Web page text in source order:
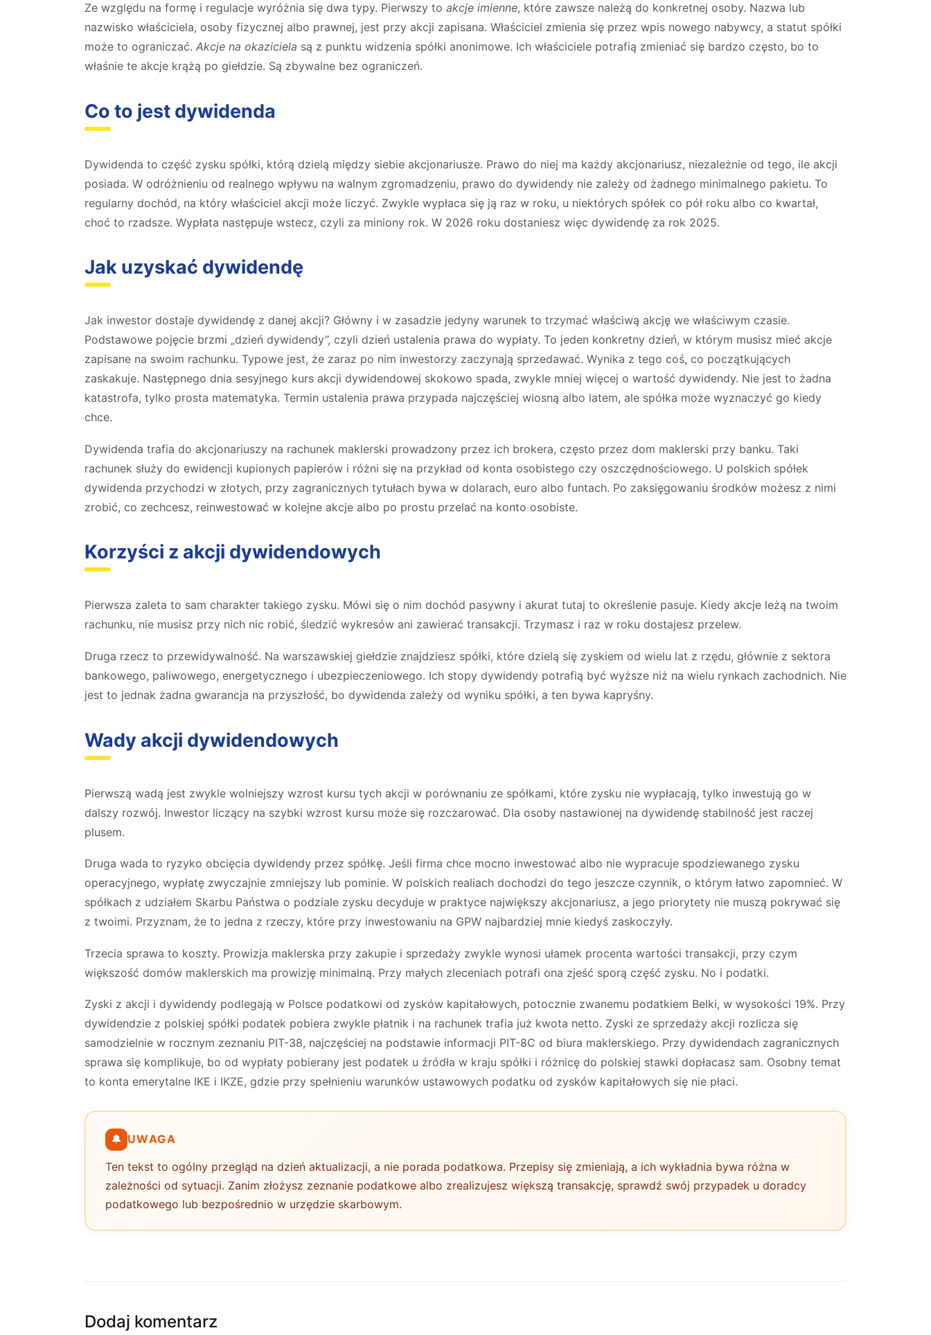
Ze względu na formę i regulacje wyróżnia się dwa typy. Pierwszy to akcje imienne, które zawsze należą do konkretnej osoby. Nazwa lub
nazwisko właściciela, osoby fizycznej albo prawnej, jest przy akcji zapisana. Właściciel zmienia się przez wpis nowego nabywcy, a statut spółki
może to ograniczać. Akcje na okaziciela są z punktu widzenia spółki anonimowe. Ich właściciele potrafią zmieniać się bardzo często, bo to
właśnie te akcje krążą po giełdzie. Są zbywalne bez ograniczeń.
Co to jest dywidenda
Dywidenda to część zysku spółki, którą dzielą między siebie akcjonariusze. Prawo do niej ma każdy akcjonariusz, niezależnie od tego, ile akcji
posiada. W odróżnieniu od realnego wpływu na walnym zgromadzeniu, prawo do dywidendy nie zależy od żadnego minimalnego pakietu. To
regularny dochód, na który właściciel akcji może liczyć. Zwykle wypłaca się ją raz w roku, u niektórych spółek co pół roku albo co kwartał,
choć to rzadsze. Wypłata następuje wstecz, czyli za miniony rok. W 2026 roku dostaniesz więc dywidendę za rok 2025.
Jak uzyskać dywidendę
Jak inwestor dostaje dywidendę z danej akcji? Główny i w zasadzie jedyny warunek to trzymać właściwą akcję we właściwym czasie.
Podstawowe pojęcie brzmi „dzień dywidendy”, czyli dzień ustalenia prawa do wypłaty. To jeden konkretny dzień, w którym musisz mieć akcje
zapisane na swoim rachunku. Typowe jest, że zaraz po nim inwestorzy zaczynają sprzedawać. Wynika z tego coś, co początkujących
zaskakuje. Następnego dnia sesyjnego kurs akcji dywidendowej skokowo spada, zwykle mniej więcej o wartość dywidendy. Nie jest to żadna
katastrofa, tylko prosta matematyka. Termin ustalenia prawa przypada najczęściej wiosną albo latem, ale spółka może wyznaczyć go kiedy
chce.
Dywidenda trafia do akcjonariuszy na rachunek maklerski prowadzony przez ich brokera, często przez dom maklerski przy banku. Taki
rachunek służy do ewidencji kupionych papierów i różni się na przykład od konta osobistego czy oszczędnościowego. U polskich spółek
dywidenda przychodzi w złotych, przy zagranicznych tytułach bywa w dolarach, euro albo funtach. Po zaksięgowaniu środków możesz z nimi
zrobić, co zechcesz, reinwestować w kolejne akcje albo po prostu przelać na konto osobiste.
Korzyści z akcji dywidendowych
Pierwsza zaleta to sam charakter takiego zysku. Mówi się o nim dochód pasywny i akurat tutaj to określenie pasuje. Kiedy akcje leżą na twoim
rachunku, nie musisz przy nich nic robić, śledzić wykresów ani zawierać transakcji. Trzymasz i raz w roku dostajesz przelew.
Druga rzecz to przewidywalność. Na warszawskiej giełdzie znajdziesz spółki, które dzielą się zyskiem od wielu lat z rzędu, głównie z sektora
bankowego, paliwowego, energetycznego i ubezpieczeniowego. Ich stopy dywidendy potrafią być wyższe niż na wielu rynkach zachodnich. Nie
jest to jednak żadna gwarancja na przyszłość, bo dywidenda zależy od wyniku spółki, a ten bywa kapryśny.
Wady akcji dywidendowych
Pierwszą wadą jest zwykle wolniejszy wzrost kursu tych akcji w porównaniu ze spółkami, które zysku nie wypłacają, tylko inwestują go w
dalszy rozwój. Inwestor liczący na szybki wzrost kursu może się rozczarować. Dla osoby nastawionej na dywidendę stabilność jest raczej
plusem.
Druga wada to ryzyko obcięcia dywidendy przez spółkę. Jeśli firma chce mocno inwestować albo nie wypracuje spodziewanego zysku
operacyjnego, wypłatę zwyczajnie zmniejszy lub pominie. W polskich realiach dochodzi do tego jeszcze czynnik, o którym łatwo zapomnieć. W
spółkach z udziałem Skarbu Państwa o podziale zysku decyduje w praktyce największy akcjonariusz, a jego priorytety nie muszą pokrywać się
z twoimi. Przyznam, że to jedna z rzeczy, które przy inwestowaniu na GPW najbardziej mnie kiedyś zaskoczyły.
Trzecia sprawa to koszty. Prowizja maklerska przy zakupie i sprzedaży zwykle wynosi ułamek procenta wartości transakcji, przy czym
większość domów maklerskich ma prowizję minimalną. Przy małych zleceniach potrafi ona zjeść sporą część zysku. No i podatki.
Zyski z akcji i dywidendy podlegają w Polsce podatkowi od zysków kapitałowych, potocznie zwanemu podatkiem Belki, w wysokości 19%. Przy
dywidendzie z polskiej spółki podatek pobiera zwykle płatnik i na rachunek trafia już kwota netto. Zyski ze sprzedaży akcji rozlicza się
samodzielnie w rocznym zeznaniu PIT-38, najczęściej na podstawie informacji PIT-8C od biura maklerskiego. Przy dywidendach zagranicznych
sprawa się komplikuje, bo od wypłaty pobierany jest podatek u źródła w kraju spółki i różnicę do polskiej stawki dopłacasz sam. Osobny temat
to konta emerytalne IKE i IKZE, gdzie przy spełnieniu warunków ustawowych podatku od zysków kapitałowych się nie płaci.
🔔 UWAGA
Ten tekst to ogólny przegląd na dzień aktualizacji, a nie porada podatkowa. Przepisy się zmieniają, a ich wykładnia bywa różna w
zależności od sytuacji. Zanim złożysz zeznanie podatkowe albo zrealizujesz większą transakcję, sprawdź swój przypadek u doradcy
podatkowego lub bezpośrednio w urzędzie skarbowym.
Dodaj komentarz